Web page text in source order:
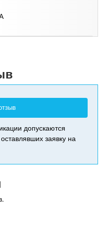
допускаются
заявку на